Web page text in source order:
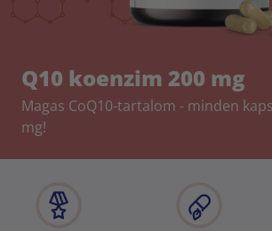
Q10 koenzim 200 mg
Magas CoQ10-tartalom - minden
mg!